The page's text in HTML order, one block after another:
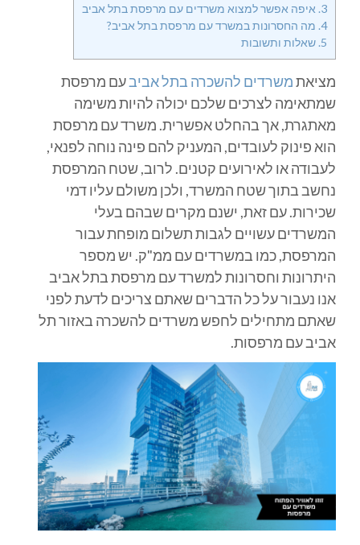
3. איפה אפשר למצוא משרדים עם מרפסת בתל אביב
4. מה החסרונות במשרד עם מרפסת בתל אביב?
5. שאלות ותשובות
מציאתמשרדים להשכרה בתל אביבעם מרפסת
שמתאימה לצרכים שלכם יכולה להיות משימה
מאתגרת, אך בהחלט אפשרית. משרד עם מרפסת
הוא פינוק לעובדים, המעניק להם פינה נוחה לפנאי,
לעבודה או לאירועים קטנים. לרוב, שטח המרפסת
נחשב בתוך שטח המשרד, ולכן משולם עליו דמי
שכירות. עם זאת, ישנם מקרים שבהם בעלי
המשרדים עשויים לגבות תשלום מופחת עבור
המרפסת, כמו במשרדים עם ממ"ק. יש מספר
היתרונות וחסרונות למשרד עם מרפסת בתל אביב
אנו נעבור על כל הדברים שאתם צריכים לדעת לפני
שאתם מתחילים לחפש משרדים להשכרה באזור תל
אביב עם מרפסות.